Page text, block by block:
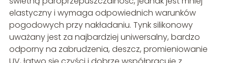
elastyczny i wymaga odpowiednich warunków
pogodowych przy nakładaniu. Tynk silikonowy
uważany jest za najbardziej uniwersalny, bardzo
odporny na zabrudzenia, deszcz, promieniowanie